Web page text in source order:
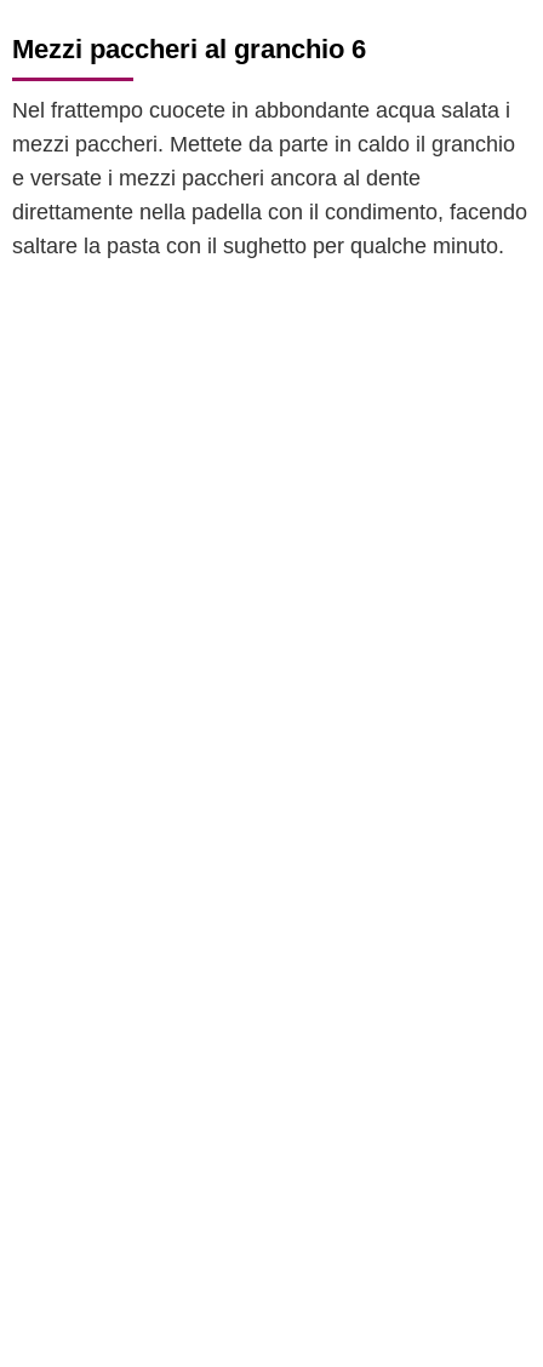
Mezzi paccheri al granchio 6
Nel frattempo cuocete in abbondante acqua salata i
mezzi paccheri. Mettete da parte in caldo il granchio
e versate i mezzi paccheri ancora al dente
direttamente nella padella con il condimento, facendo
saltare la pasta con il sughetto per qualche minuto.